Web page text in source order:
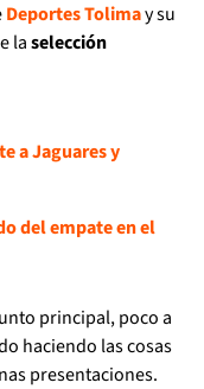
Deportes Tolimay su
laselección
a Jaguares y
del empate en el
principal, poco a
haciendo las cosas
presentaciones.